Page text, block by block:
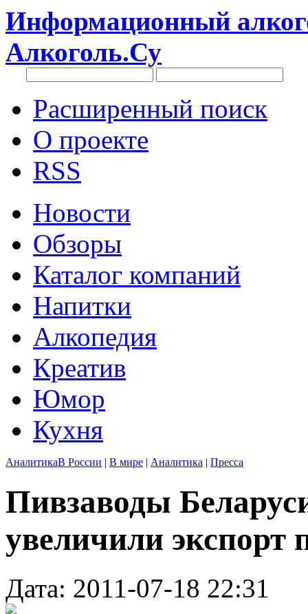
Информационный
Алкоголь.Су
Расширенный поиск
О проекте
RSS
Новости
Обзоры
Каталог компаний
Напитки
Алкопедия
Креатив
Юмор
Кухня
АналитикаВ России | В мире | Аналитика | Пресса
Пивзаводы
увеличили экспорт
Дата: 2011-07-18 22:31